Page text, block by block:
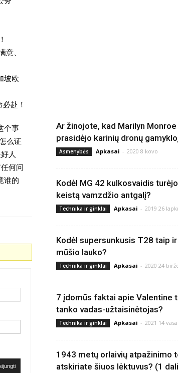
意、
坡欧
赴！
个事
么证
人
何问
谁的
Ar žinojote, kad Marilyn
prasidėjo karinių dronų
Asmenybės Apkasai - 2020 8 kovo
Kodėl MG 42 kulkosvaidis
keistą vamzdžio antgalį?
Technika ir ginklai Apkasai - 2019 26
Kodėl supersunkusis T28 taip
mūšio lauko?
Technika ir ginklai Apkasai - 2020 24
7 įdomūs faktai apie Valentine
tanko vadas-užtaisinėtojas?
Technika ir ginklai Apkasai - 2021 14
1943 metų orlaivių atpažinimo
atskiriate šiuos lėktuvus? (1